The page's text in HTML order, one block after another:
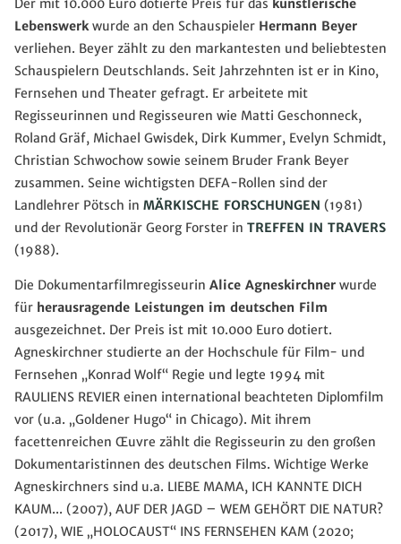
Der mit 10.000 Euro dotierte Preis für das künstlerische
Lebenswerkwurde an den Schauspieler Hermann Beyer
verliehen. Beyer zählt zu den markantesten und beliebtesten
Schauspielern Deutschlands. Seit Jahrzehnten ist er in Kino,
Fernsehen und Theater gefragt. Er arbeitete mit
Regisseurinnen und Regisseuren wie Matti Geschonneck,
Roland Gräf, Michael Gwisdek, Dirk Kummer, Evelyn Schmidt,
Christian Schwochow sowie seinem Bruder Frank Beyer
zusammen. Seine wichtigsten DEFA-Rollen sind der
Landlehrer Pötsch in MÄRKISCHE FORSCHUNGEN (1981)
und der Revolutionär Georg Forster in TREFFEN IN TRAVERS
(1988).
Die Dokumentarfilmregisseurin Alice Agneskirchner wurde
für herausragende Leistungen im deutschen Film
ausgezeichnet. Der Preis ist mit 10.000 Euro dotiert.
Agneskirchner studierte an der Hochschule für Film- und
Fernsehen „Konrad Wolf“ Regie und legte 1994 mit
RAULIENS REVIER einen international beachteten Diplomfilm
vor (u.a. „Goldener Hugo“ in Chicago). Mit ihrem
facettenreichen Œuvre zählt die Regisseurin zu den großen
Dokumentaristinnen des deutschen Films. Wichtige Werke
Agneskirchners sind u.a. LIEBE MAMA, ICH KANNTE DICH
KAUM... (2007), AUF DER JAGD – WEM GEHÖRT DIE NATUR?
(2017), WIE „HOLOCAUST“ INS FERNSEHEN KAM (2020;